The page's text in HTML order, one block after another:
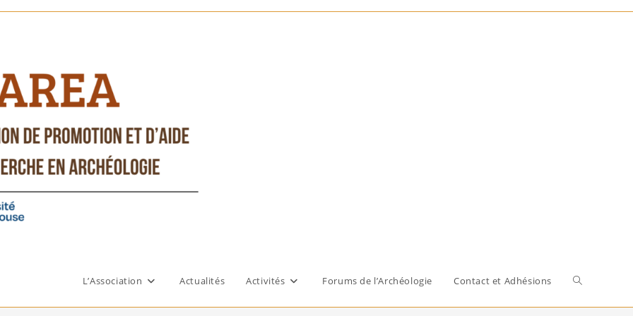
L’Association Actualités Activités Forums de l’Archéologie Contact et Adhésions Toggle